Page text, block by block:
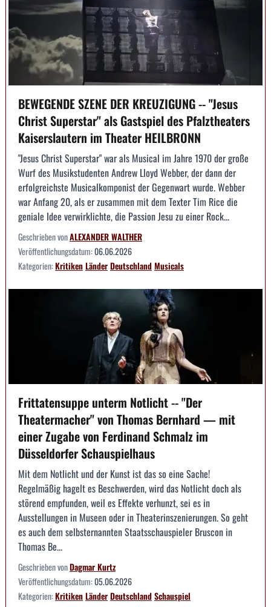
BEWEGENDE SZENE DER KREUZIGUNG -- "Jesus
Christ Superstar" als Gastspiel des Pfalztheaters
Kaiserslautern im Theater HEILBRONN
"Jesus Christ Superstar" war als Musical im Jahre 1970 der große
Wurf des Musikstudenten Andrew Lloyd Webber, der dann der
erfolgreichste Musicalkomponist der Gegenwart wurde. Webber
war Anfang 20, als er zusammen mit dem Texter Tim Rice die
geniale Idee verwirklichte, die Passion Jesu zu einer Rock...
Geschrieben vonALEXANDER WALTHER
Veröffentlichungsdatum:06.06.2026
Kategorien:KritikenLänderDeutschlandMusicals
Frittatensuppe unterm Notlicht -- "Der
Theatermacher" von Thomas Bernhard — mit
einer Zugabe von Ferdinand Schmalz im
Düsseldorfer Schauspielhaus
Mit dem Notlicht und der Kunst ist das so eine Sache!
Regelmäßig hagelt es Beschwerden, wird das Notlicht doch als
störend empfunden, weil es Effekte verhunzt, sei es in
Ausstellungen in Museen oder in Theaterinszenierungen. So geht
es auch dem selbsternannten Staatsschauspieler Bruscon in
Thomas Be...
Geschrieben vonDagmar Kurtz
Veröffentlichungsdatum:05.06.2026
Kategorien:KritikenLänderDeutschlandSchauspiel